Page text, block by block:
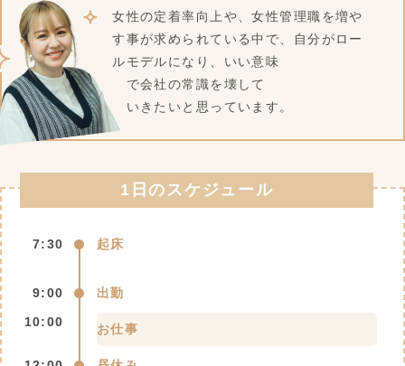
女性の定着率向上や、女性管理職を増や
す事が求められている中で、自分がロー
ルモデルになり、いい意味
で会社の常識を壊して
いきたいと思っています。
1日のスケジュール
7:30 起床
9:00
出勤
10:00
お仕事